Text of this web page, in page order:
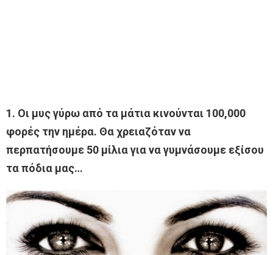
1. Οι μυς γύρω από τα μάτια κινούνται 100,000
φορές την ημέρα. Θα χρειαζόταν να
περπατήσουμε 50 μίλια για να γυμνάσουμε εξίσου
τα πόδια μας…